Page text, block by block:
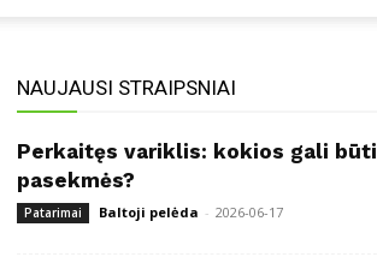
NAUJAUSI STRAIPSNIAI
Perkaitęs variklis: kokios gali būti
pasekmės?
Patarimai Baltoji pelėda - 2026-06-17